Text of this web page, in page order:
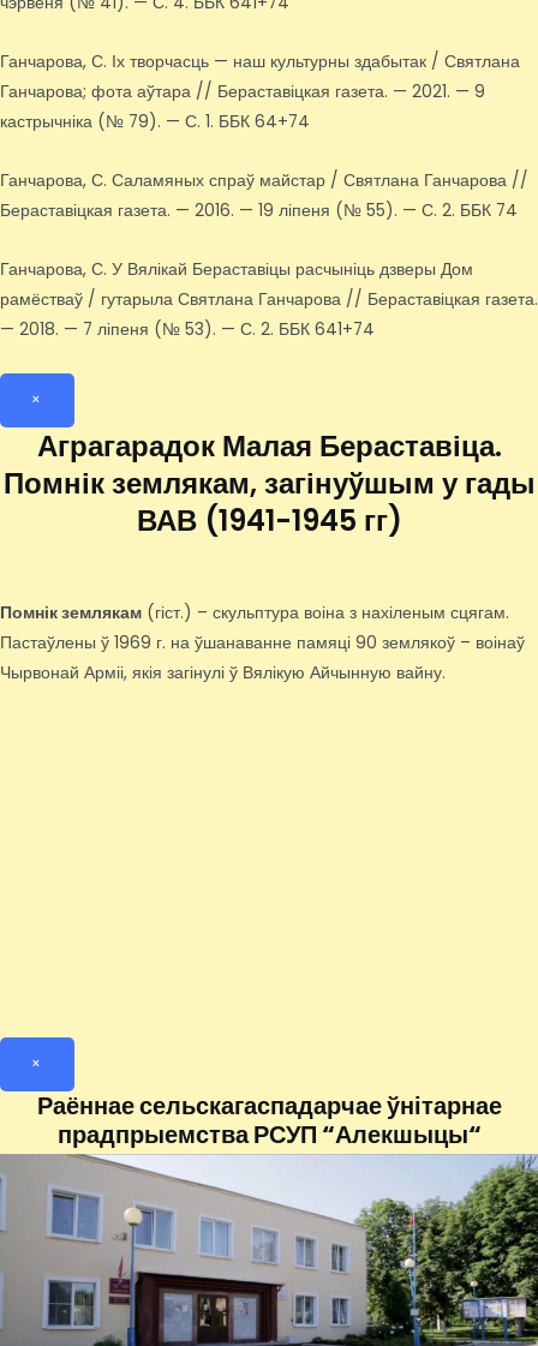
Ганчарова, С. Іх творчасць — наш культурны здабытак / Святлана
Ганчарова; фота аўтара // Бераставіцкая газета. — 2021. — 9
кастрычніка (№ 79). — С. 1. ББК 64+74
Ганчарова, С. Саламяных спраў майстар / Святлана Ганчарова //
Бераставіцкая газета. — 2016. — 19 ліпеня (№ 55). — С. 2. ББК 74
Ганчарова, С. У Вялікай Бераставіцы расчыніць дзверы Дом
рамёстваў / гутарыла Святлана Ганчарова // Бераставіцкая газета.
— 2018. — 7 ліпеня (№ 53). — С. 2. ББК 641+74
×
Аграгарадок Малая Бераставіца.
Помнік землякам, загінуўшым у гады
ВАВ (1941-1945 гг)
Помнік землякам (гіст.) – скульптура воіна з нахіленым сцягам.
Пастаўлены ў 1969 г. на ўшанаванне памяці 90 землякоў – воінаў
Чырвонай Арміі, якія загінулі ў Вялікую Айчынную вайну.
×
Раённае сельскагаспадарчае ўнітарнае
прадпрыемства РСУП “Алекшыцы“